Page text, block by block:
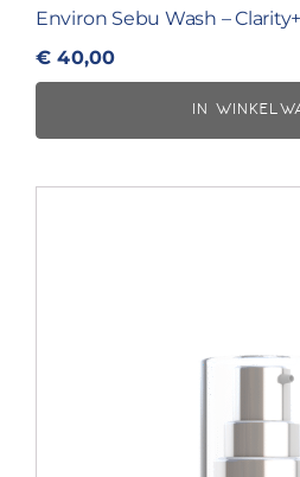
Environ Sebu Wash –
€ 40,00
IN